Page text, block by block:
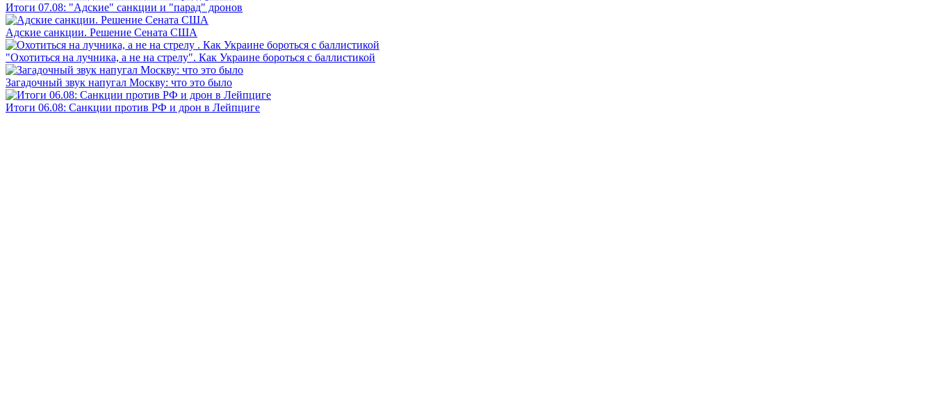
Итоги 07.08: "Адские" санкции и "парад" дронов
Адские санкции. Решение Сената США
"Охотиться на лучника, а не на стрелу". Как Украине бороться с баллистикой
Загадочный звук напугал Москву: что это было
Итоги 06.08: Санкции против РФ и дрон в Лейпциге